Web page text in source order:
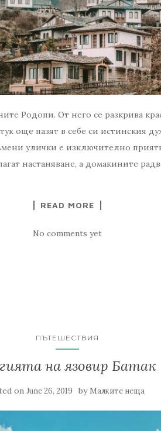
Родопи. От него се разкрива
още пазят в себе си истинския
улички е изключително
настаняване, а домакините
READ MORE
No comments yet
ПЪТЕШЕСТВИЯ
на язовир Батак
on June 26, 2019 by Малките неща